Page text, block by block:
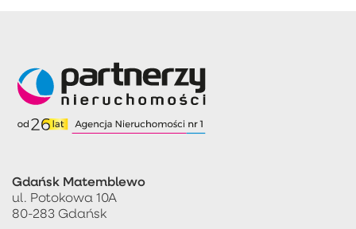
Gdańsk Matemblewo
ul. Potokowa 10A
80-283 Gdańsk